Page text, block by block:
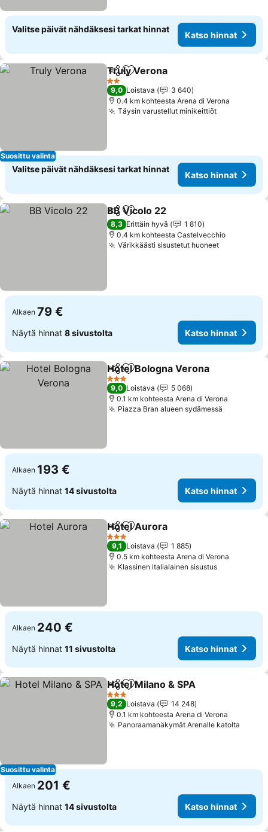
Valitse päivät nähdäksesi tarkat hinnat
Katso hinnat
Suosittu valinta
Jaa Lisää suosikkeihin
Truly Verona
2 Tähtiluokitus
9,0 Loistava
3 640
0.4 km kohteesta Arena di Verona
Täysin varustellut minikeittiöt
Valitse päivät nähdäksesi tarkat hinnat
Katso hinnat
Jaa Lisää suosikkeihin
BB Vicolo 22
8,3 Erittäin hyvä
1 810
0.4 km kohteesta Castelvecchio
Värikkäästi sisustetut huoneet
Alkaen 79 €
Näytä hinnat 8 sivustolta Katso hinnat
Jaa Lisää suosikkeihin
Hotel Bologna Verona
3 Tähtiluokitus
9,0 Loistava
5 068
0.1 km kohteesta Arena di Verona
Piazza Bran alueen sydämessä
Alkaen 193 €
Näytä hinnat 14 sivustolta Katso hinnat
Jaa Lisää suosikkeihin
Hotel Aurora
3 Tähtiluokitus
9,1 Loistava
1 885
0.5 km kohteesta Arena di Verona
Klassinen italialainen sisustus
Alkaen 240 €
Näytä hinnat 11 sivustolta Katso hinnat
Suosittu valinta
Jaa Lisää suosikkeihin
Hotel Milano & SPA
3 Tähtiluokitus
9,2 Loistava
14 248
0.1 km kohteesta Arena di Verona
Panoraamanäkymät Arenalle katolta
Alkaen 201 €
Näytä hinnat 14 sivustolta Katso hinnat